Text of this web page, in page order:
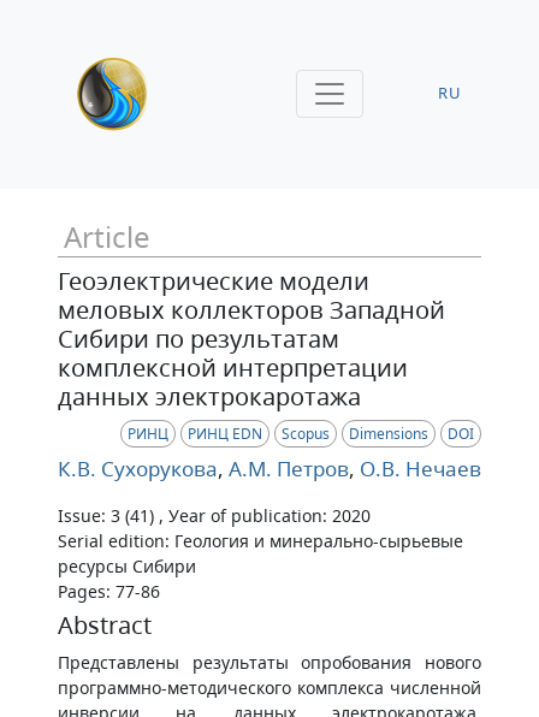
RU
Article
Геоэлектрические модели
меловых коллекторов Западной
Сибири по результатам
комплексной интерпретации
данных электрокаротажа
РИНЦ РИНЦ EDN Scopus Dimensions DOI
К.В. Сухорукова, А.М. Петров, О.В. Нечаев
Issue: 3 (41) , Уear of publication: 2020
Serial edition: Геология и минерально-сырьевые
ресурсы Сибири
Pages: 77-86
Abstract
Представлены результаты опробования нового
программно-методического комплекса численной